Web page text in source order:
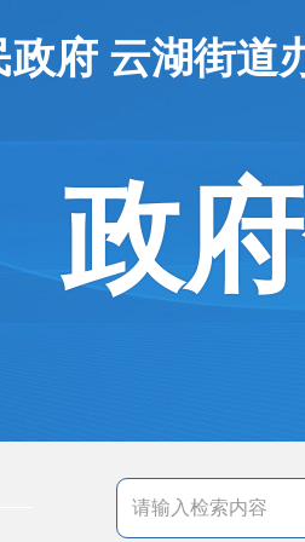
政府 云湖街道
政